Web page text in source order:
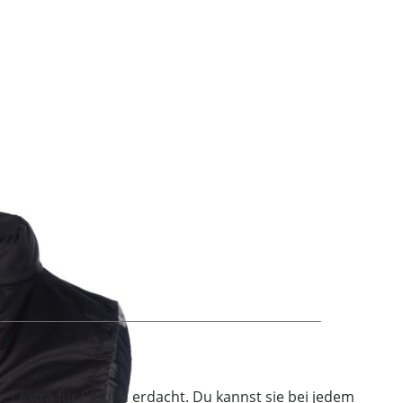
extra für Frauen erdacht. Du kannst sie bei jedem